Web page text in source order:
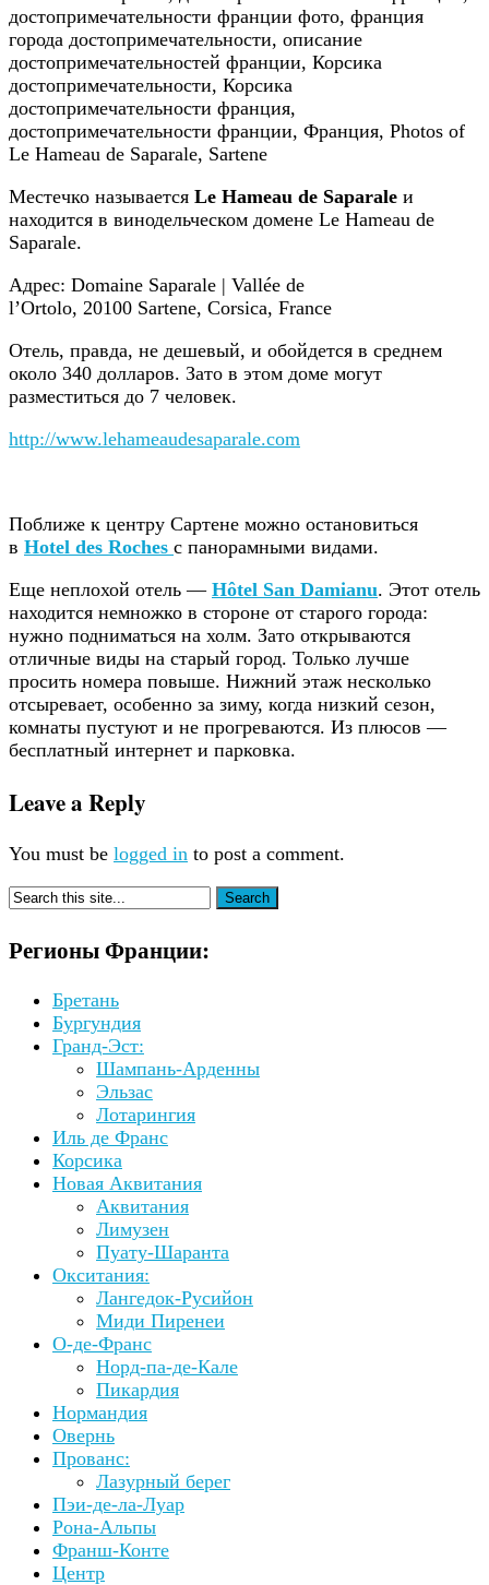
Местечко называется Le Hameau de Saparale и
находится в винодельческом домене Le Hameau de
Saparale.
Адрес: Domaine Saparale | Vallée de
l’Ortolo, 20100 Sartene, Corsica, France
Отель, правда, не дешевый, и обойдется в среднем
около 340 долларов. Зато в этом доме могут
разместиться до 7 человек.
http://www.lehameaudesaparale.com
Поближе к центру Сартене можно остановиться
в Hotel des Roches с панорамными видами.
Еще неплохой отель — Hôtel San Damianu. Этот отель
находится немножко в стороне от старого города:
нужно подниматься на холм. Зато открываются
отличные виды на старый город. Только лучше
просить номера повыше. Нижний этаж несколько
отсыревает, особенно за зиму, когда низкий сезон,
комнаты пустуют и не прогреваются. Из плюсов —
бесплатный интернет и парковка.
Leave a Reply
You must be logged in to post a comment.
Регионы Франции:
Бретань
Бургундия
Гранд-Эст:
Шампань-Арденны
Эльзас
Лотарингия
Иль де Франс
Корсика
Новая Аквитания
Аквитания
Лимузен
Пуату-Шаранта
Окситания:
Лангедок-Русийон
Миди Пиренеи
О-де-Франс
Норд-па-де-Кале
Пикардия
Нормандия
Овернь
Прованс:
Лазурный берег
Пэи-де-ла-Луар
Рона-Альпы
Франш-Конте
Центр